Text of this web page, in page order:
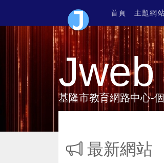
首頁 主題網
Jweb
基隆市教育網路中心-
最新網站